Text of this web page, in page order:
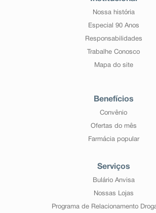
Nossa história
Especial 90 Anos
Responsabilidades
Trabalhe Conosco
Mapa do site
Benefícios
Convênio
Ofertas do mês
Farmácia popular
Serviços
Bulário Anvisa
Nossas Lojas
Programa de Relacionamento